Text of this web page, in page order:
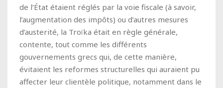
de l’État étaient réglés par la voie fiscale (à savoir,
l’augmentation des impôts) ou d’autres mesures
d’austerité, la Troïka était en règle générale,
contente, tout comme les différents
gouvernements grecs qui, de cette manière,
évitaient les reformes structurelles qui auraient pu
affecter leur clientèle politique, notamment dans le